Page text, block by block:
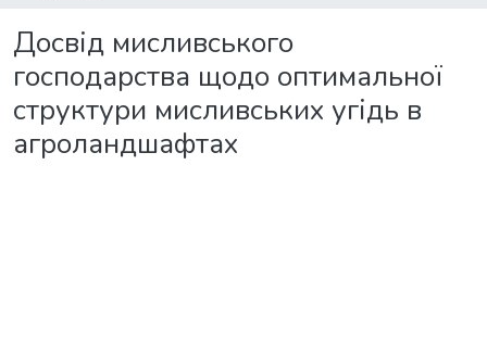
Досвід мисливського
господарства щодо оптимальної
структури мисливських угідь в
агроландшафтах